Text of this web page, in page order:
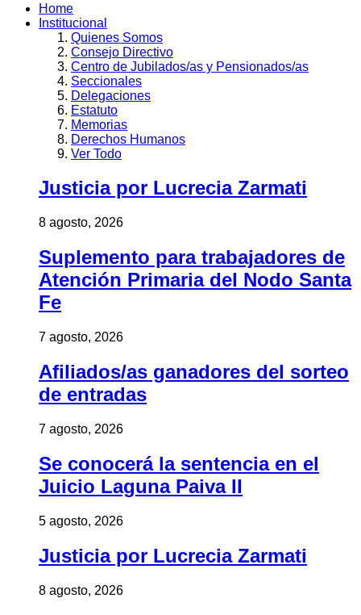
Home
Institucional
Quienes Somos
Consejo Directivo
Centro de Jubilados/as y Pensionados/as
Seccionales
Delegaciones
Estatuto
Memorias
Derechos Humanos
Ver Todo
Justicia por Lucrecia Zarmati
8 agosto, 2026
Suplemento para trabajadores de
Atención Primaria del Nodo Santa
Fe
7 agosto, 2026
Afiliados/as ganadores del sorteo
de entradas
7 agosto, 2026
Se conocerá la sentencia en el
Juicio Laguna Paiva II
5 agosto, 2026
Justicia por Lucrecia Zarmati
8 agosto, 2026